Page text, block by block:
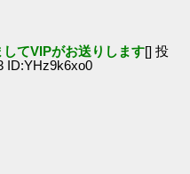
てVIPがお送りします[] 投
ID:YHz9k6xo0